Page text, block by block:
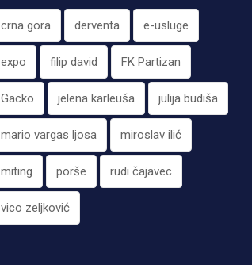
crna gora derventa e-usluge
expo filip david FK Partizan
Gacko jelena karleuša julija budiša
mario vargas ljosa miroslav ilić
miting porše rudi čajavec
vico zeljković